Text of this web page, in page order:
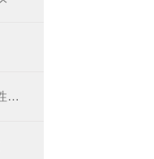
合成切削液单片、叠片防锈性测定仪